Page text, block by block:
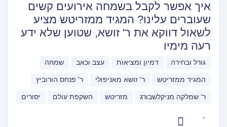
איך אפשר לקבל בשמחה אירועים קשים
שעוברים עלינו? המגיד ממזריטש מציע
לשאול דווקא את ר' זושא, שטוען שלא ידע
רעה מימיו
גורל ובחירה דמיון ומציאות עצב וכאב שמחה
המגיד ממזריטש ר' זושא מאניפולי ר' פנחס הורוביץ
ר' שמלקה מניקלשבורג מזריטש השקפת עולם יסורים